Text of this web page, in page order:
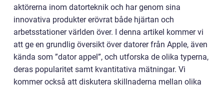
aktörerna inom datorteknik och har genom sina
innovativa produkter erövrat både hjärtan och
arbetsstationer världen över. I denna artikel kommer vi
att ge en grundlig översikt över datorer från Apple, även
kända som ”dator appel”, och utforska de olika typerna,
deras popularitet samt kvantitativa mätningar. Vi
kommer också att diskutera skillnaderna mellan olika